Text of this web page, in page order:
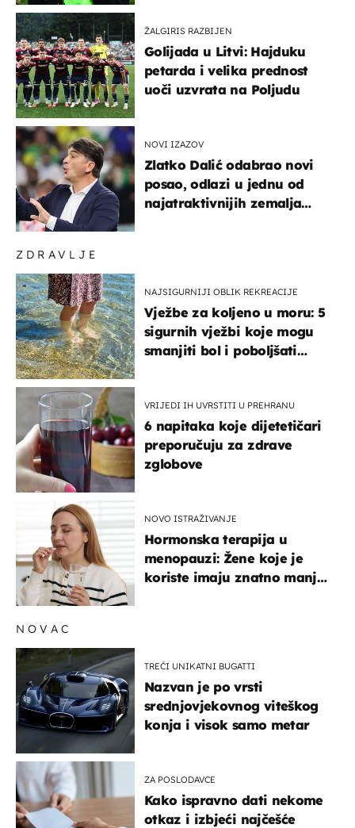
ZDRAVLJE
NAJSIGURNIJI OBLIK REKREACIJE
Vježbe za koljeno u moru: 5
sigurnih vježbi koje mogu
smanjiti bol i poboljšati
VRIJEDI IH UVRSTITI U PREHRANU
6 napitaka koje dijetetičari
preporučuju za zdrave
zglobove
NOVO ISTRAŽIVANJE
Hormonska terapija u
menopauzi: Žene koje je
koriste imaju znatno manji
ŽALGIRIS RAZBIJEN
Golijada u Litvi: Hajduku
petarda i velika prednost
uoči uzvrata na Poljudu
NOVI IZAZOV
Zlatko Dalić odabrao novi
posao, odlazi u jednu od
najatraktivnijih zemalja
NOVAC
TREĆI UNIKATNI BUGATTI
Nazvan je po vrsti
srednjovjekovnog viteškog
konja i visok samo metar
ZA POSLODAVCE
Kako ispravno dati nekome
otkaz i izbjeći najčešće